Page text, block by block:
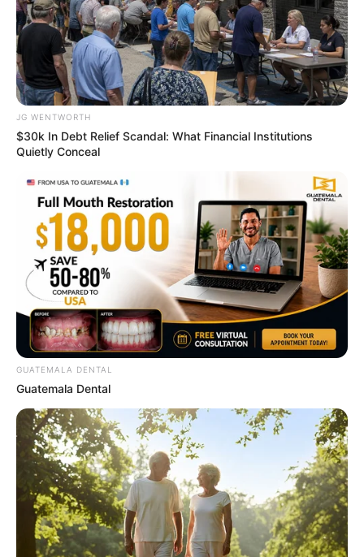
ดูดวงรายปี
มาแล้ว ! เปิดคำทำนาย อ.มิก พลิกดวง
ชะตา ดวงราศีตุล 2569
MThai เชื่อในสิ่งที่ทำ ทำในสิ่งที่เชื่อ
รับข่าวสารเลขมงคล สถิติเลขดัง ดวงรายวัน รายเดือน รายปี
พร้อมแนะนำวิธีเสริมดวง
ลุ้นรับรางวัลจากกิจกรรมเสริมความเป็นมงคลให้กับตัวท่านเอง
เปิดสมัครสมาชิก (ฟรี) เร็วๆนี้
LEGAL
JG WENTWORTH
$30k In Debt Relief Scandal: What Financial Institutions
Quietly Conceal
GUATEMALA DENTAL
Guatemala Dental